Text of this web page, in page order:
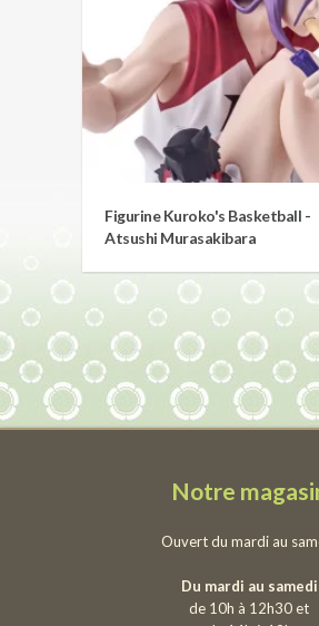
Figurine Kuroko's Basketball -
Atsushi Murasakibara
Notre
Ouvert du mardi au
Du mardi au samedi
de 10h à 12h30 et